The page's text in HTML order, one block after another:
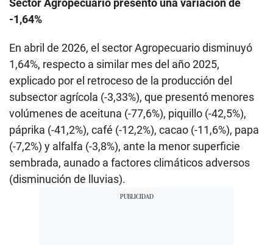
Sector Agropecuario presentó una variación de
-1,64%
En abril de 2026, el sector Agropecuario disminuyó
1,64%, respecto a similar mes del año 2025,
explicado por el retroceso de la producción del
subsector agrícola (-3,33%), que presentó menores
volúmenes de aceituna (-77,6%), piquillo (-42,5%),
páprika (-41,2%), café (-12,2%), cacao (-11,6%), papa
(-7,2%) y alfalfa (-3,8%), ante la menor superficie
sembrada, aunado a factores climáticos adversos
(disminución de lluvias).